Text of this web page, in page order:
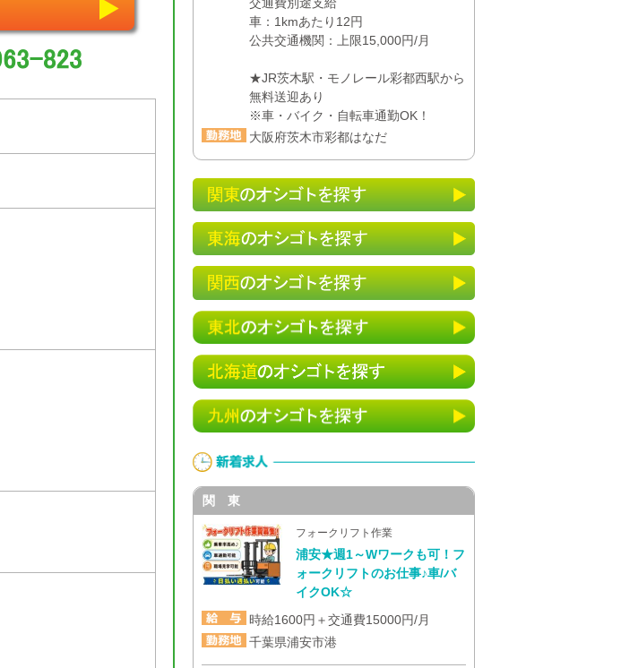
車：1kmあたり12円
公共交通機関：上限15,000円/月
★JR茨木駅・モノレール彩都西駅から
無料送迎あり
※車・バイク・自転車通勤OK！
大阪府茨木市彩都はなだ
関 東
フォークリフト作業
浦安★週1～Wワークも可！フ
ォークリフトのお仕事♪車/バ
イクOK☆
時給1600円＋交通費15000円/月
千葉県浦安市港